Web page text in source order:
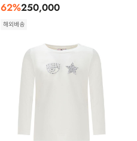
62%250,000
해외배송